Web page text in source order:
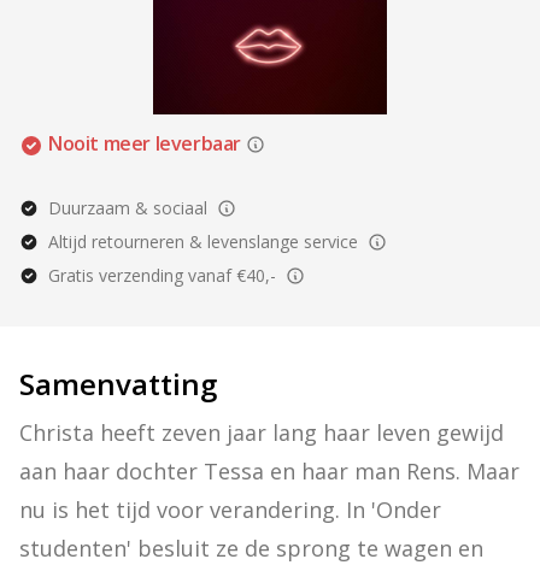
Nooit meer leverbaar
Duurzaam & sociaal
Altijd retourneren & levenslange service
Gratis verzending vanaf €40,-
Samenvatting
Christa heeft zeven jaar lang haar leven gewijd
aan haar dochter Tessa en haar man Rens. Maar
nu is het tijd voor verandering. In 'Onder
studenten' besluit ze de sprong te wagen en